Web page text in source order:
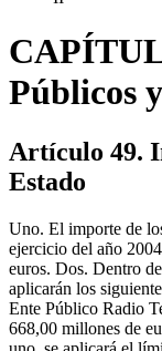
Públicos
Artículo 49.
Estado
Uno. El importe de
ejercicio del año
euros. Dos. Dentro
aplicarán los
Ente Público Radio
668,00 millones de